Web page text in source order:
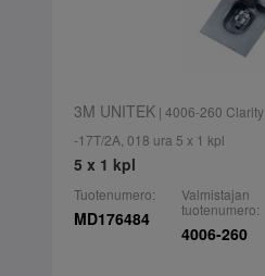
3M UNITEK| 4006-260
-17T/2A, 018 ura 5 x 1 kpl
5 x 1 kpl
Tuotenumero:
MD176484
Valmistajan
tuotenumero:
4006-260